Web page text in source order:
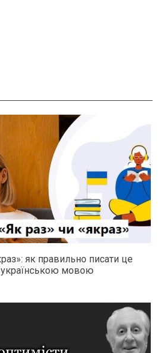
як правильно писати це
мовою